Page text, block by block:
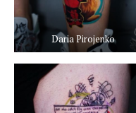
Daria Pirojenko